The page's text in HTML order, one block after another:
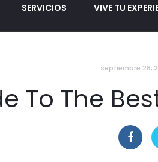
SERVICIOS VIVE TU
septiembre 28,
To The